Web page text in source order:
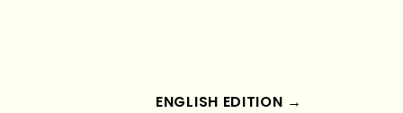
ENGLISH EDITION →